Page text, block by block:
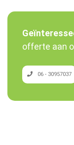
offerte aan
06 - 30957037